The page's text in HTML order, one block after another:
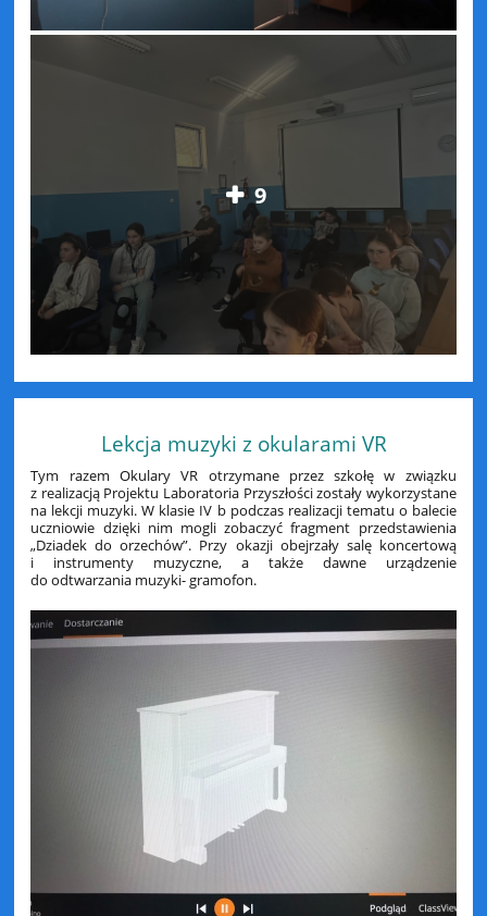
9
Lekcja muzyki z okularami VR
Tym razem Okulary VR otrzymane przez szkołę w związku
z realizacją Projektu Laboratoria Przyszłości zostały wykorzystane
na lekcji muzyki. W klasie IV b podczas realizacji tematu o balecie
uczniowie dzięki nim mogli zobaczyć fragment przedstawienia
„Dziadek do orzechów”. Przy okazji obejrzały salę koncertową
i instrumenty muzyczne, a także dawne urządzenie
do odtwarzania muzyki- gramofon.